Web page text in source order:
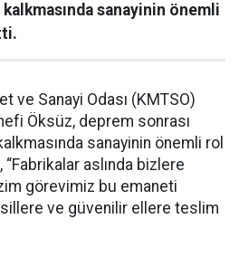
sanayinin önemli
ve Sanayi Odası (KMTSO)
Öksüz, deprem sonrası
sanayinin önemli rol
aslında bizlere
görevimiz bu emaneti
ve güvenilir ellere teslim